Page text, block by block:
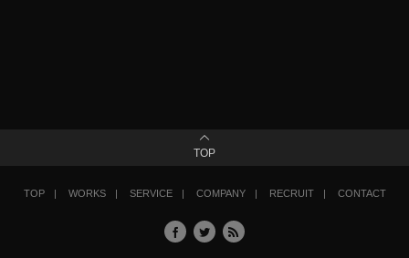
TOP
TOP WORKS SERVICE COMPANY RECRUIT CONTACT